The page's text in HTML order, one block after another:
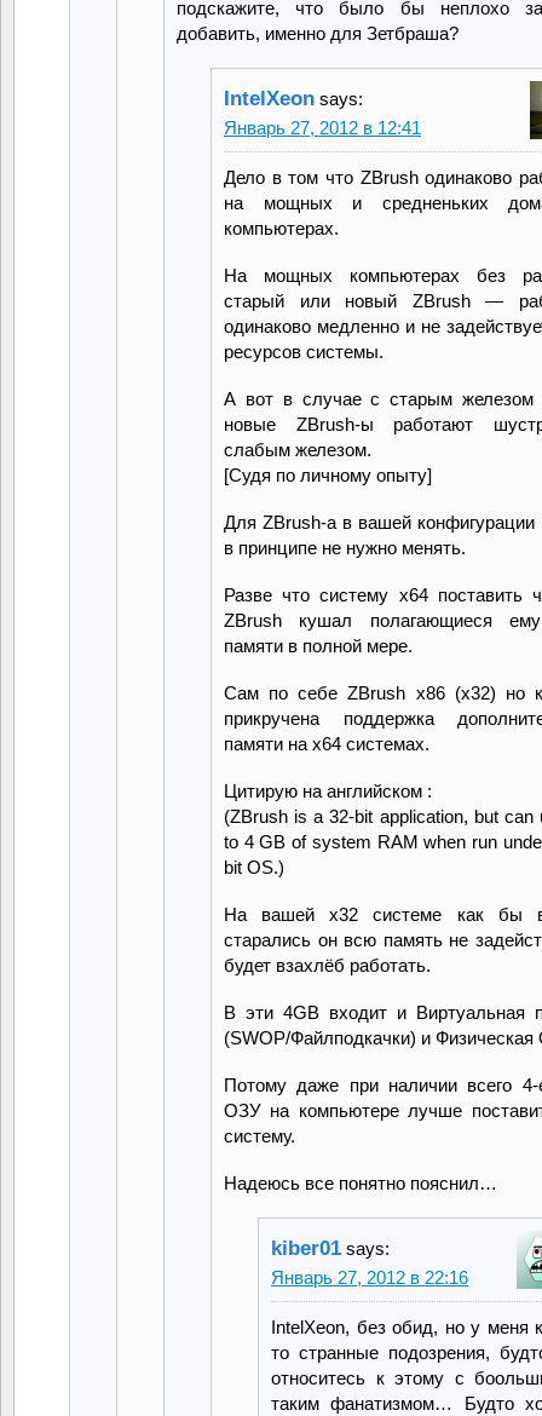
подскажите, что было бы неплохо
добавить, именно для Зетбраша?
IntelXeon says:
Январь 27, 2012 в 12:41
Дело в том что ZBrush одинаково
на мощных и средненьких
компьютерах.
На мощных компьютерах без
старый или новый ZBrush —
одинаково медленно и не
ресурсов системы.
А вот в случае с старым железом
новые ZBrush-ы работают
слабым железом.
[Судя по личному опыту]
Для ZBrush-а в вашей конфигурации
в принципе не нужно менять.
Разве что систему x64 поставить
ZBrush кушал полагающиеся
памяти в полной мере.
Сам по себе ZBrush x86 (x32) но
прикручена поддержка
памяти на x64 системах.
Цитирую на английском :
(ZBrush is a 32-bit application, but can
to 4 GB of system RAM when run
bit OS.)
На вашей x32 системе как бы
старались он всю память не
будет взахлёб работать.
В эти 4GB входит и Виртуальная
(SWOP/Файлподкачки) и
Потому даже при наличии всего
ОЗУ на компьютере лучше
систему.
Надеюсь все понятно пояснил…
kiber01 says:
Январь 27, 2012 в 22:16
IntelXeon, без обид, но у меня
то странные подозрения,
относитесь к этому с
таким фанатизмом… Будто